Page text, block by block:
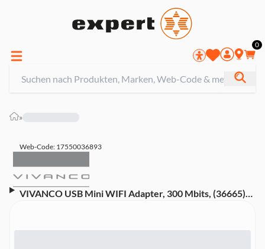
0
»
Web-Code: 17550036893
VIVANCO USB Mini WIFI Adapter, 300 Mbits, (36665)